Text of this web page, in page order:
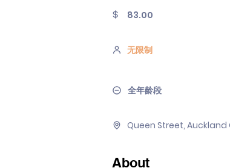
83.00
无限制
全年龄段
Queen Street, Auckland
About